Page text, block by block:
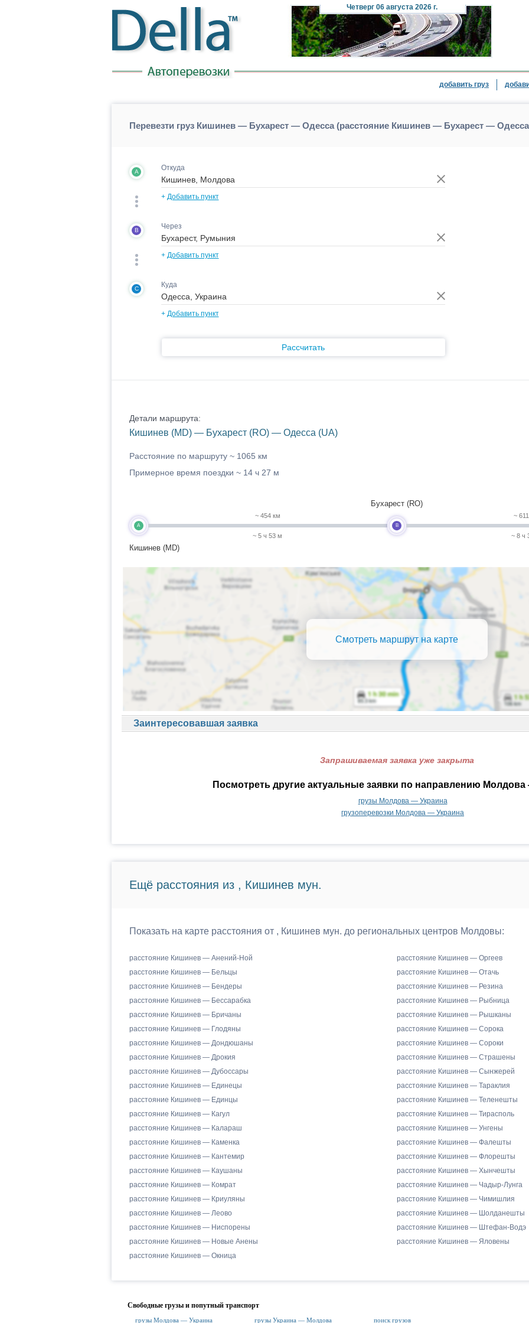
Четверг 06 августа 2026 г.
добавить груз
Перевезти груз Кишинев — Бухарест — Одесса (расстояние Кишинев — Бухарест — Одесса
A Откуда
+ Добавить пункт
B Через
+ Добавить пункт
C Куда
+ Добавить пункт
Рассчитать
Детали маршрута:
Кишинев (MD) — Бухарест (RO) — Одесса (UA)
Расстояние по маршруту ~ 1065 км
Примерное время поездки ~ 14 ч 27 м
A
Кишинев (MD)
~ 454 км
~ 5 ч 53 м
B
Бухарест (RO)
~
~ 8 ч
Смотреть маршрут на карте
Заинтересовавшая заявка
Запрашиваемая заявка уже закрыта
Посмотреть другие актуальные заявки по направлению
грузы Молдова — Украина
грузоперевозки Молдова — Украина
Ещё расстояния из , Кишинев мун.
Показать на карте расстояния от , Кишинев мун. до региональных центров Молдовы:
расстояние Кишинев — Анений-Ной
расстояние Кишинев — Бельцы
расстояние Кишинев — Бендеры
расстояние Кишинев — Бессарабка
расстояние Кишинев — Бричаны
расстояние Кишинев — Глодяны
расстояние Кишинев — Дондюшаны
расстояние Кишинев — Дрокия
расстояние Кишинев — Дубоссары
расстояние Кишинев — Единецы
расстояние Кишинев — Единцы
расстояние Кишинев — Кагул
расстояние Кишинев — Калараш
расстояние Кишинев — Каменка
расстояние Кишинев — Кантемир
расстояние Кишинев — Каушаны
расстояние Кишинев — Комрат
расстояние Кишинев — Криуляны
расстояние Кишинев — Леово
расстояние Кишинев — Ниспорены
расстояние Кишинев — Новые Анены
расстояние Кишинев — Окница
расстояние Кишинев — Оргеев
расстояние Кишинев — Отачь
расстояние Кишинев — Резина
расстояние Кишинев — Рыбница
расстояние Кишинев — Рышканы
расстояние Кишинев — Сорока
расстояние Кишинев — Сороки
расстояние Кишинев — Страшены
расстояние Кишинев — Сынжерей
расстояние Кишинев — Тараклия
расстояние Кишинев — Теленешты
расстояние Кишинев — Тирасполь
расстояние Кишинев — Унгены
расстояние Кишинев — Фалешты
расстояние Кишинев — Флорешты
расстояние Кишинев — Хынчешты
расстояние Кишинев — Чадыр-Лунга
расстояние Кишинев — Чимишлия
расстояние Кишинев — Шолданешты
расстояние Кишинев — Штефан-Водэ
расстояние Кишинев — Яловены
Свободные грузы и попутный транспорт
грузы Молдова — Украина грузы Украина — Молдова поиск грузов